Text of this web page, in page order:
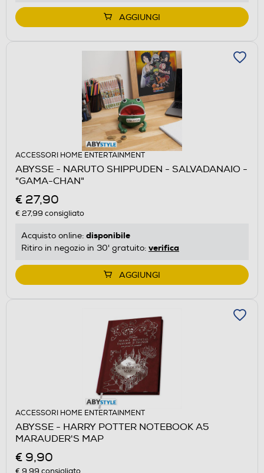
AGGIUNGI
ACCESSORI HOME ENTERTAINMENT
ABYSSE - NARUTO SHIPPUDEN - SALVADANAIO -
"GAMA-CHAN"
€ 27,90
€ 27,99 consigliato
Acquisto online: disponibile
Ritiro in negozio in 30' gratuito: verifica
AGGIUNGI
ACCESSORI HOME ENTERTAINMENT
ABYSSE - HARRY POTTER NOTEBOOK A5
MARAUDER'S MAP
€ 9,90
€ 9,99 consigliato